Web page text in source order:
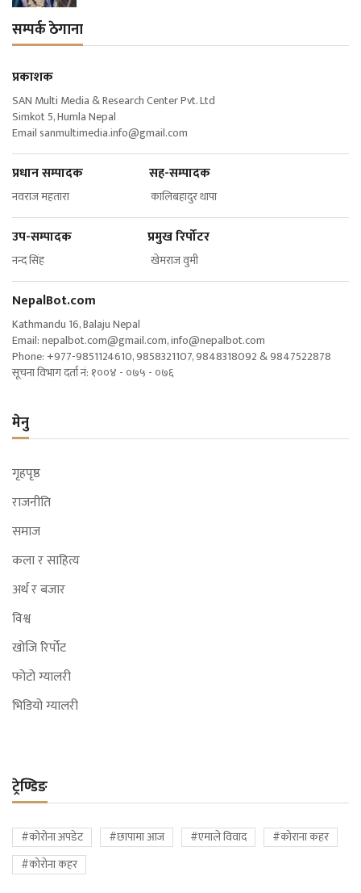
सम्पर्क ठेगाना
प्रकाशक
SAN Multi Media & Research Center Pvt. Ltd
Simkot 5, Humla Nepal
Email sanmultimedia.info@gmail.com
प्रधान सम्पादक सह-सम्पादक
नवराज महतारा कालिबहादुर थापा
उप-सम्पादक प्रमुख रिर्पोटर
नन्द सिंह खेमराज वुमी
NepalBot.com
Kathmandu 16, Balaju Nepal
Email:nepalbot.com@gmail.com,info@nepalbot.com
Phone: +977-9851124610, 9858321107, 9848318092 & 9847522878
सूचना विभाग दर्ता नं: १००४ - ०७५ - ०७६
मेनु
गृहपृष्ठ
राजनीति
समाज
कला र साहित्य
अर्थ र बजार
विश्व
खोजि रिर्पोट
फोटो ग्यालरी
भिडियो ग्यालरी
ट्रेण्डिङ
#कोरोना अपडेट #छापामा आज #एमाले विवाद
#कोराना कहर
#कोरोना कहर